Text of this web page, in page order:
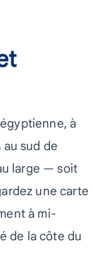
à
sud de
large — soit
une carte
à mi-
de la côte du